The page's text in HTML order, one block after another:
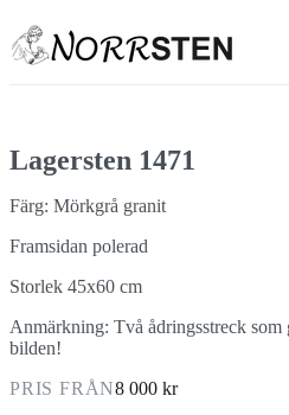
Lagersten 1471
Färg: Mörkgrå granit
Framsidan polerad
Storlek 45x60 cm
Anmärkning: Två ådringsstreck som
bilden!
PRIS FRÅN8 000 kr